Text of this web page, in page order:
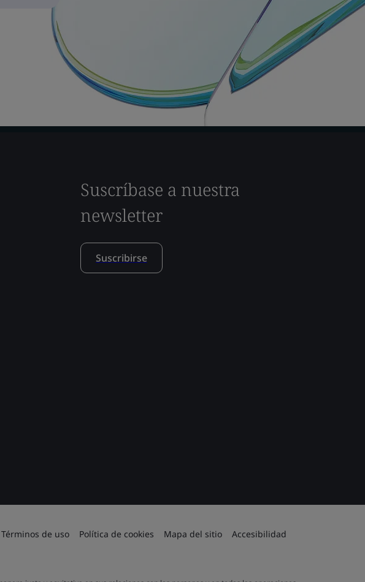
Suscríbase a nuestra
newsletter
Suscribirse
Términos de uso Política de cookies Mapa del sitio Accesibilidad